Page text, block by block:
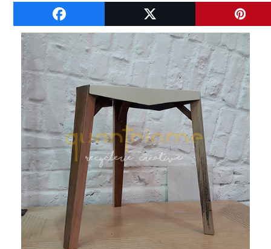
A VOIR ENSUITE